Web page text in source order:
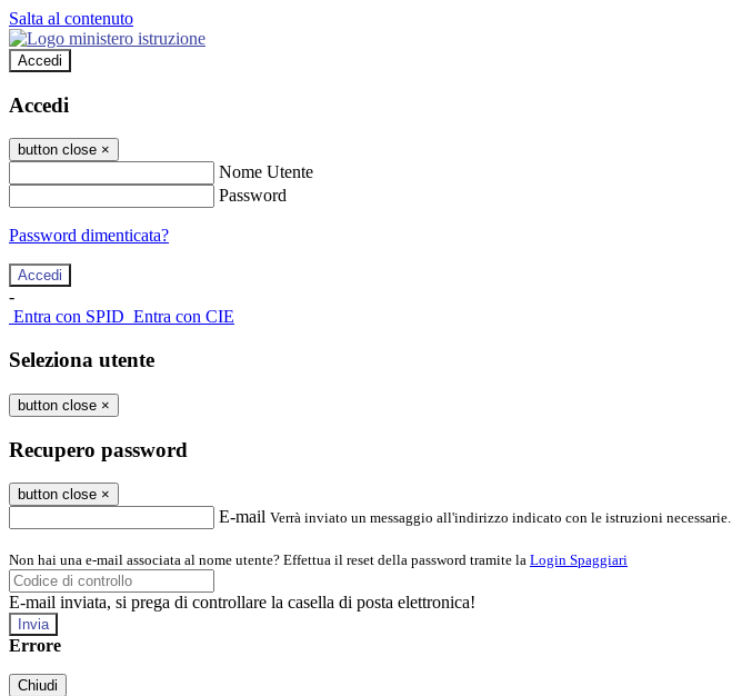
Salta al contenuto
Accedi
Accedi
button close ×
Nome Utente
Password
Password dimenticata?
-
Entra con SPID Entra con CIE
Seleziona utente
button close ×
Recupero password
button close ×
E-mail Verrà inviato un messaggio all'indirizzo indicato con le istruzioni necessarie.
Non hai una e-mail associata al nome utente? Effettua il reset della password tramite la Login Spaggiari
E-mail inviata, si prega di controllare la casella di posta elettronica!
Errore
Chiudi